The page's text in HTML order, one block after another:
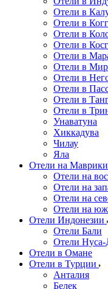
Отели в
Отели в
Отели в
Отели в
Отели в
Отели в
Отели в
Отели в
Отели в
Отели в
Унаватуна
Хиккадува
Чилау
Яла
Отели на
Отели на
Отели на
Отели на
Отели на
Отели Индонезии
Отели Бали
Отели Нуса-
Отели в Омане
Отели в Турции
Анталия
Белек